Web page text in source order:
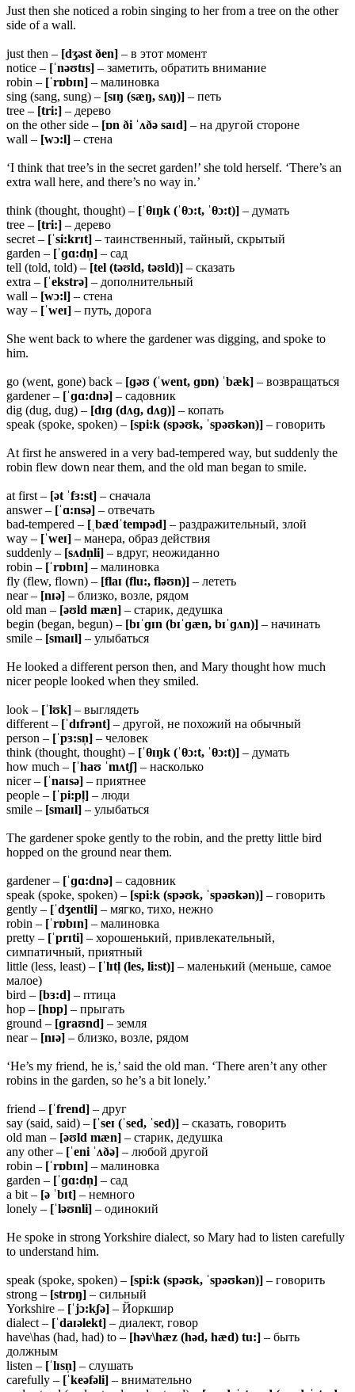
Just then she noticed a robin singing to her from a tree on the other
side of a wall.
just then – [dʒəst ðen] – в этот момент
notice – [ˈnəʊtɪs] – заметить, обратить внимание
robin – [ˈrɒbɪn] – малиновка
sing (sang, sung) – [sɪŋ (sæŋ, sʌŋ)] – петь
tree – [tri:] – дерево
on the other side – [ɒn ði ˈʌðə saɪd] – на другой стороне
wall – [wɔ:l] – стена
‘I think that tree’s in the secret garden!’ she told herself. ‘There’s an
extra wall here, and there’s no way in.’
think (thought, thought) – [ˈθɪŋk (ˈθɔ:t, ˈθɔ:t)] – думать
tree – [tri:] – дерево
secret – [ˈsi:krɪt] – таинственный, тайный, скрытый
garden – [ˈɡɑ:dn̩] – сад
tell (told, told) – [tel (təʊld, təʊld)] – сказать
extra – [ˈekstrə] – дополнительный
wall – [wɔ:l] – стена
way – [ˈweɪ] – путь, дорога
She went back to where the gardener was digging, and spoke to
him.
go (went, gone) back – [ɡəʊ (ˈwent, ɡɒn) ˈbæk] – возвращаться
gardener – [ˈɡɑ:dnə] – садовник
dig (dug, dug) – [dɪɡ (dʌɡ, dʌɡ)] – копать
speak (spoke, spoken) – [spi:k (spəʊk, ˈspəʊkən)] – говорить
At first he answered in a very bad-tempered way, but suddenly the
robin flew down near them, and the old man began to smile.
at first – [ət ˈfɜ:st] – сначала
answer – [ˈɑ:nsə] – отвечать
bad-tempered – [ˌbædˈtempəd] – раздражительный, злой
way – [ˈweɪ] – манера, образ действия
suddenly – [sʌdn̩li] – вдруг, неожиданно
robin – [ˈrɒbɪn] – малиновка
fly (flew, flown) – [flaɪ (flu:, fləʊn)] – лететь
near – [nɪə] – близко, возле, рядом
old man – [əʊld mæn] – старик, дедушка
begin (began, begun) – [bɪˈɡɪn (bɪˈɡæn, bɪˈɡʌn)] – начинать
smile – [smaɪl] – улыбаться
He looked a different person then, and Mary thought how much
nicer people looked when they smiled.
look – [ˈlʊk] – выглядеть
different – [ˈdɪfrənt] – другой, не похожий на обычный
person – [ˈpɜ:sn̩] – человек
think (thought, thought) – [ˈθɪŋk (ˈθɔ:t, ˈθɔ:t)] – думать
how much – [ˈhaʊ ˈmʌtʃ] – насколько
nicer – [ˈnaɪsə] – приятнее
people – [ˈpi:pl̩] – люди
smile – [smaɪl] – улыбаться
The gardener spoke gently to the robin, and the pretty little bird
hopped on the ground near them.
gardener – [ˈɡɑ:dnə] – садовник
speak (spoke, spoken) – [spi:k (spəʊk, ˈspəʊkən)] – говорить
gently – [ˈdʒentli] – мягко, тихо, нежно
robin – [ˈrɒbɪn] – малиновка
pretty – [ˈprɪti] – хорошенький, привлекательный,
симпатичный, приятный
little (less, least) – [ˈlɪtl̩ (les, li:st)] – маленький (меньше, самое
малое)
bird – [bɜ:d] – птица
hop – [hɒp] – прыгать
ground – [ɡraʊnd] – земля
near – [nɪə] – близко, возле, рядом
‘He’s my friend, he is,’ said the old man. ‘There aren’t any other
robins in the garden, so he’s a bit lonely.’
friend – [ˈfrend] – друг
say (said, said) – [ˈseɪ (ˈsed, ˈsed)] – сказать, говорить
old man – [əʊld mæn] – старик, дедушка
any other – [ˈeni ˈʌðə] – любой другой
robin – [ˈrɒbɪn] – малиновка
garden – [ˈɡɑ:dn̩] – сад
a bit – [ə ˈbɪt] – немного
lonely – [ˈləʊnli] – одинокий
He spoke in strong Yorkshire dialect, so Mary had to listen carefully
to understand him.
speak (spoke, spoken) – [spi:k (spəʊk, ˈspəʊkən)] – говорить
strong – [strɒŋ] – сильный
Yorkshire – [ˈjɔ:kʃə] – Йоркшир
dialect – [ˈdaɪəlekt] – диалект, говор
have\has (had, had) to – [həv\hæz (həd, hæd) tu:] – быть
должным
listen – [ˈlɪsn̩] – слушать
carefully – [ˈkeəfəli] – внимательно